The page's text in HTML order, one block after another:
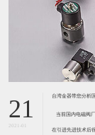
21
2021-01
台湾金器带您分析
当前国内电磁阀
在引进先进技术后